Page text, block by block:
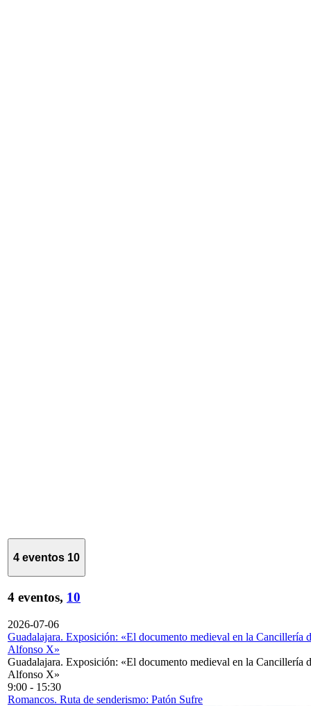
4 eventos 10
4 eventos, 10
2026-07-06
Guadalajara. Exposición: «El documento medieval en la Cancillería
Alfonso X»
Guadalajara. Exposición: «El documento medieval en la Cancillería
Alfonso X»
9:00 - 15:30
Romancos. Ruta de senderismo: Patón Sufre